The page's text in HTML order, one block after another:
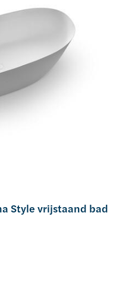
Style vrijstaand bad